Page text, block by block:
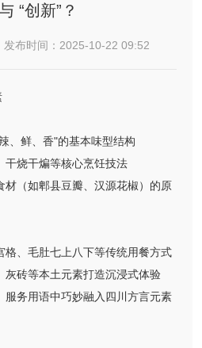
“创新”？
布时间：2025-10-22 09:52
、鲜、香"的基本味型结构
干烧干煸等核心烹饪技法
材（如郫县豆瓣、汉源花椒）的原
格、毛肚七上八下等传统用餐方式
灰砖等本土元素打造沉浸式体验
服务用语中巧妙融入四川方言元素